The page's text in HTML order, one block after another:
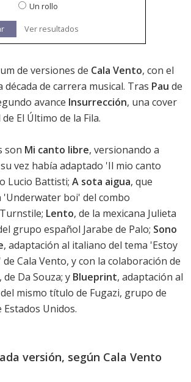
Un rollo
Ver resultados
de versiones de Cala Vento, con el
década de carrera musical. Tras Pau de
avance Insurrección, una cover
El Último de la Fila.
son Mi canto libre, versionando a
vez había adaptado 'Il mio canto
Lucio Battisti; A sota aigua, que
'Underwater boi' del combo
Lento, de la mexicana Julieta
grupo español Jarabe de Palo; Sono
, adaptación al italiano del tema 'Estoy
Cala Vento, y con la colaboración de
, de Da Souza; y Blueprint, adaptación al
mismo título de Fugazi, grupo de
Unidos.
versión, según Cala Vento